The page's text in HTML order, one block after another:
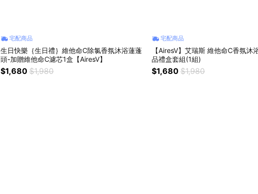
宅配商品
生日快樂｛生日禮｝維他命C除氯香氛沐浴蓮蓬
頭-加贈維他命C濾芯1盒【AiresV】
$1,680 $1,980
宅配商品
【AiresV】艾瑞斯 維他命C香氛沐
品禮盒套組(1組)
$1,680 $1,980